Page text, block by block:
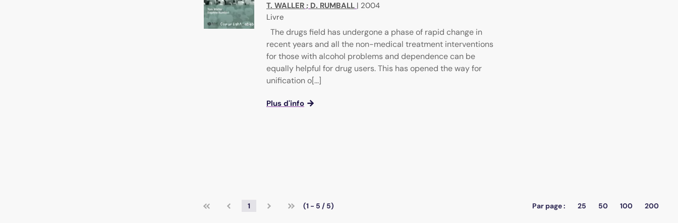
T. WALLER ; D. RUMBALL | 2004
Livre
The drugs field has undergone a phase of rapid change in
recent years and all the non-medical treatment interventions
for those with alcohol problems and dependence can be
equally helpful for drug users. This has opened the way for
unification o[...]
Plus d'info
1 (1 - 5 / 5) Par page : 25 50 100 200